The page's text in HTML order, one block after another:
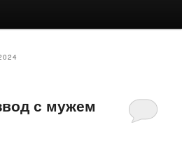
с мужем